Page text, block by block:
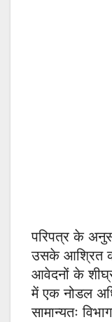
परिपत्र के
उसके आश्रित
आवेदनों के
में एक नोडल
सामान्यतः